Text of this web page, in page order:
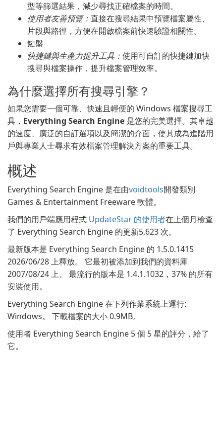
型等篩選結果，減少尋找正確檔案的時間。
使用者友善預覽： 直接在搜尋結果中預覽檔案屬性、
片段與路徑，方便在開啟檔案前快速驗證相關性。
鍵盤
快捷鍵與生產力提升工具： 使用可自訂的快捷鍵加快
搜尋與檔案操作，提升檔案管理效率。
為什麼選擇所有搜尋引擎？
如果您需要一個可靠、快速且輕便的 Windows 檔案搜尋工
具， Everything Search Engine 是您的完美選擇。其卓越
的速度、廣泛的自訂選項以及簡潔的介面，使其成為進階用
戶與專業人士尋求有效檔案管理解決方案的重要工具。
概述
Everything Search Engine 是在由voidtools開發類別
Games & Entertainment Freeware 軟體。
我們的用戶端應用程式 UpdateStar 的使用者在上個月檢查
了 Everything Search Engine 的更新5,623 次。
最新版本是 Everything Search Engine 的 1.5.0.1415
2026/06/28 上釋放。 它最初被添加到我們的資料庫
2007/08/24 上。 最流行的版本是 1.4.1.1032，37% 的所有
安裝使用。
Everything Search Engine 在下列作業系統上運行:
Windows。 下載檔案的大小 0.9MB。
使用者 Everything Search Engine 5 個 5 星的評分，給了
它。